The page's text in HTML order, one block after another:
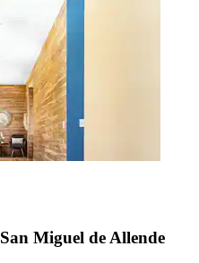
Miguel de Allende